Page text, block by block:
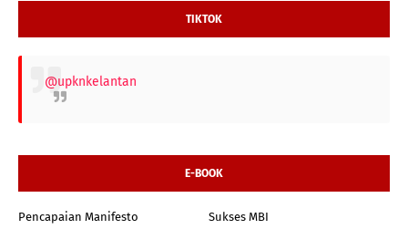
TIKTOK
@upknkelantan
E-BOOK
Pencapaian Manifesto Sukses MBI